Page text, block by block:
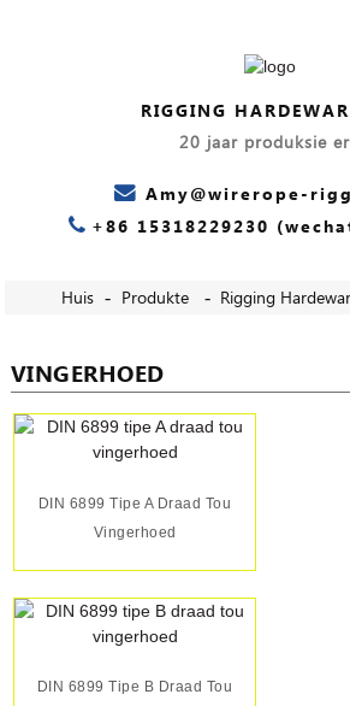
RIGGING
20 jaar produksie
Amy@wirerope-
+86 15318229230
Huis Produkte Rigging
VINGERHOED
DIN 6899 Tipe A Draad Tou
Vingerhoed
DIN 6899 Tipe B Draad Tou